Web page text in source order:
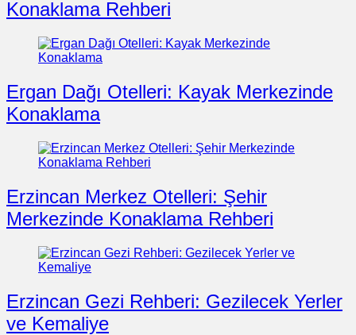
Konaklama Rehberi
Ergan Dağı Otelleri: Kayak Merkezinde
Konaklama
Erzincan Merkez Otelleri: Şehir
Merkezinde Konaklama Rehberi
Erzincan Gezi Rehberi: Gezilecek Yerler
ve Kemaliye